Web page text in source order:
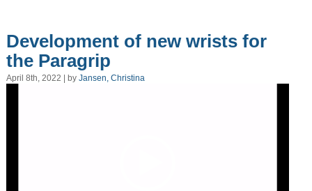
Development of new wrists for
the Paragrip
April 8th, 2022 | by Jansen, Christina